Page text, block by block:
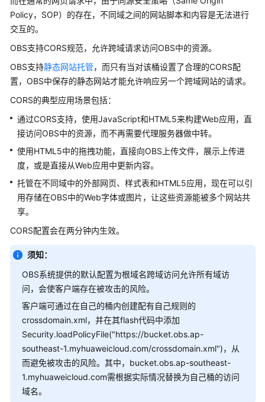
置
锁
定
（WORM）
止
对
象
更
改
或
删
配
实
现
跨
域
问
OBS
配
Policy，SOP）的存在，不同域之间的网站脚本和内容是无法进行
交互的。
OBS支持CORS规范，允许跨域请求访问OBS中的资源。
OBS支持静态网站托管，而只有当对该桶设置了合理的CORS配
置， OBS中保存的静态网站才能允许响应另一个跨域网站的请求。
CORS的典型应用场景包括：
通过CORS支持，使用JavaScript和HTML5来构建Web应用，直
接访问OBS中的资源，而不再需要代理服务器做中转。
使用HTML5中的拖拽功能，直接向OBS 上传文件，展示上传进
度，或是直接从Web应用中更新内容。
托管在不同域中的外部网页、样式表和HTML5应用，现在可以引
用存储在OBS中的Web字体或图片，让这些资源能被多个网站共
享。
CORS配置会在两分钟内生效。
须知：
OBS系统提供的默认配置为根域名跨域访问允许所有域访
问，会使客户端存在被攻击的风险。
客户端可通过在自己的桶内创建配有自己规则的
crossdomain.xml，并在其flash代码中添加
Security.loadPolicyFile("https://bucket.obs.ap-
southeast-1.myhuaweicloud.com/crossdomain.xml")，从
而避免被攻击的风险。其中，bucket.obs.ap-southeast-
1.myhuaweicloud.com需根据实际情况替换为自己桶的访问
域名。